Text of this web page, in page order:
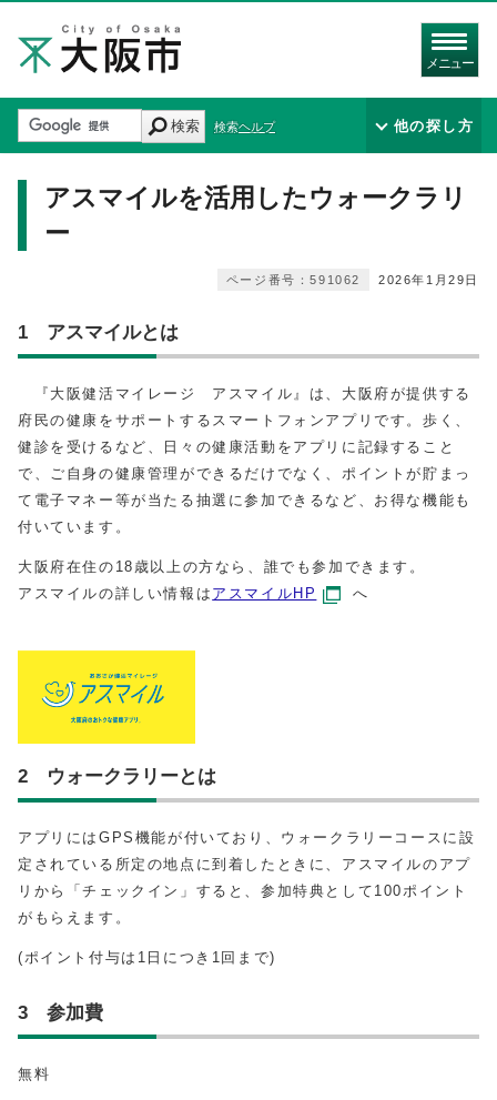
メニュー
検索 検索ヘルプ 他の探し方
アスマイルを活用したウォークラリ
ー
2026年1月29日
ページ番号：591062
1 アスマイルとは
『大阪健活マイレージ アスマイル』は、大阪府が提供する
府民の健康をサポートするスマートフォンアプリです。歩く、
健診を受けるなど、日々の健康活動をアプリに記録すること
で、ご自身の健康管理ができるだけでなく、ポイントが貯まっ
て電子マネー等が当たる抽選に参加できるなど、お得な機能も
付いています。
大阪府在住の18歳以上の方なら、誰でも参加できます。
アスマイルの詳しい情報は アスマイルHP へ
2 ウォークラリーとは
アプリにはGPS機能が付いており、ウォークラリーコースに設
定されている所定の地点に到着したときに、アスマイルのアプ
リから「チェックイン」すると、参加特典として100ポイント
がもらえます。
(ポイント付与は1日につき1回まで)
3 参加費
無料